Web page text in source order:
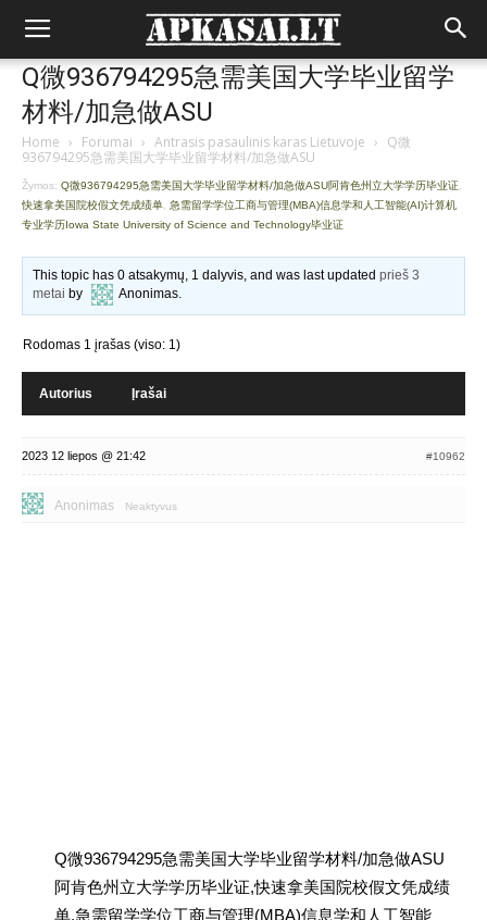
Q微936794295急需美国大学毕业留学
材料/加急做ASU
Home › Forumai › Antrasis pasaulinis karas Lietuvoje › Q微
936794295急需美国大学毕业留学材料/加急做ASU
Žymos: Q微936794295急需美国大学毕业留学材料/加急做ASU阿肯色州立大学学历毕业证
快速拿美国院校假文凭成绩单 急需留学学位工商与管理(MBA)信息学和人工智能(AI)计算机
专业学历Iowa State University of Science and Technology毕业证
This topic has 0 atsakymų, 1 dalyvis, and was last updatedprieš 3
metai by Anonimas.
Rodomas 1 įrašas (viso: 1)
Autorius Įrašai
2023 12 liepos @ 21:42 #10962
Anonimas Neaktyvus
Q微936794295急需美国大学毕业留学材料/加急做ASU
阿肯色州立大学学历毕业证,快速拿美国院校假文凭成绩
单,急需留学学位工商与管理(MBA)信息学和人工智能